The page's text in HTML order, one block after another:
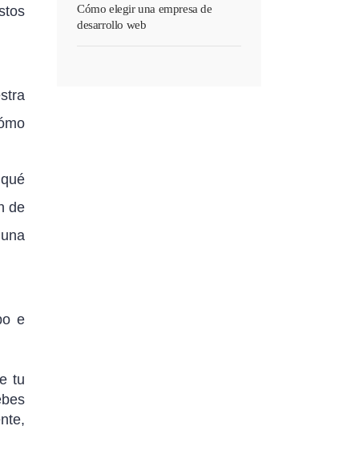
de
e
tu
Cómo elegir una empresa de
desarrollo web